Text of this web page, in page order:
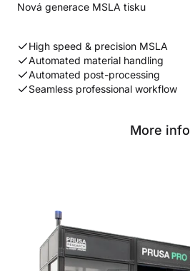
Nová generace MSLA tisku
High speed & precision MSLA
Automated material handling
Automated post-processing
Seamless professional workflow
More info